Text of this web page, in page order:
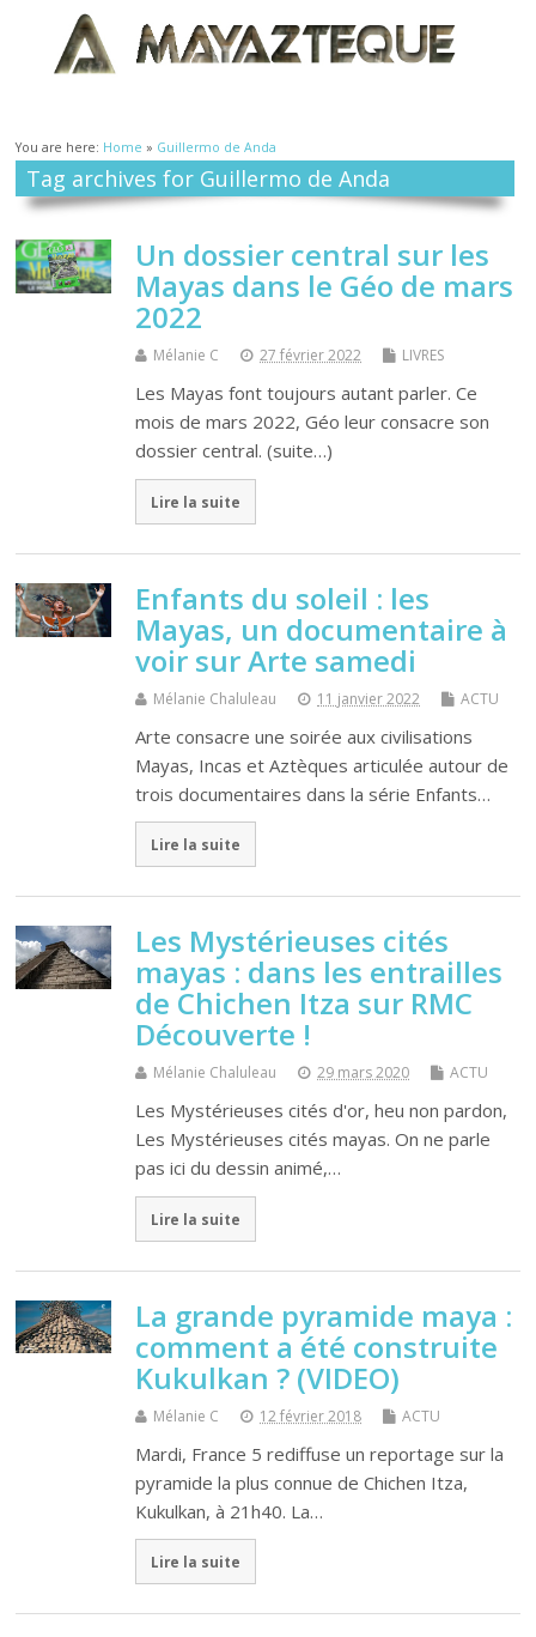
You are here: Home » Guillermo de Anda
Tag archives for Guillermo de Anda
Un dossier central sur les
Mayas dans le Géo de mars
2022
Mélanie C 27 février 2022 LIVRES
Les Mayas font toujours autant parler. Ce
mois de mars 2022, Géo leur consacre son
dossier central. (suite…)
Lire la suite
Enfants du soleil : les
Mayas, un documentaire à
voir sur Arte samedi
Mélanie Chaluleau 11 janvier 2022 ACTU
Arte consacre une soirée aux civilisations
Mayas, Incas et Aztèques articulée autour de
trois documentaires dans la série Enfants…
Lire la suite
Les Mystérieuses cités
mayas : dans les entrailles
de Chichen Itza sur RMC
Découverte !
Mélanie Chaluleau 29 mars 2020 ACTU
Les Mystérieuses cités d'or, heu non pardon,
Les Mystérieuses cités mayas. On ne parle
pas ici du dessin animé,…
Lire la suite
La grande pyramide maya :
comment a été construite
Kukulkan ? (VIDEO)
Mélanie C 12 février 2018 ACTU
Mardi, France 5 rediffuse un reportage sur la
pyramide la plus connue de Chichen Itza,
Kukulkan, à 21h40. La…
Lire la suite